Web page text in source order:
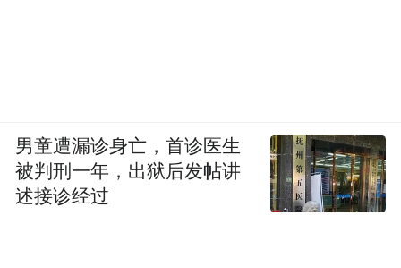
男童遭漏诊身亡，首诊医生
被判刑一年，出狱后发帖讲
述接诊经过